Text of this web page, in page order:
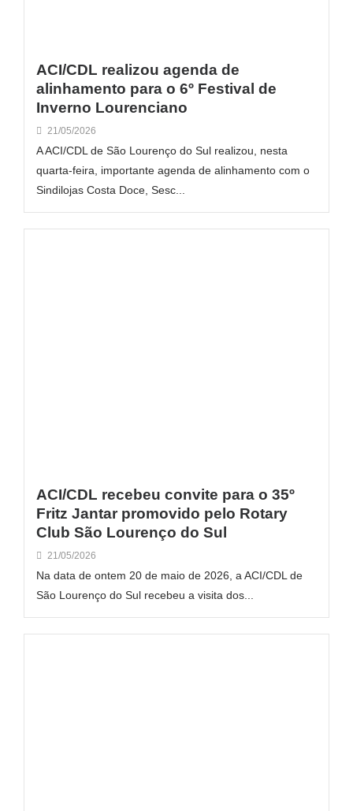
ACI/CDL realizou agenda de
alinhamento para o 6º Festival de
Inverno Lourenciano
21/05/2026
A ACI/CDL de São Lourenço do Sul realizou, nesta
quarta-feira, importante agenda de alinhamento com o
Sindilojas Costa Doce, Sesc...
ACI/CDL recebeu convite para o 35º
Fritz Jantar promovido pelo Rotary
Club São Lourenço do Sul
21/05/2026
Na data de ontem 20 de maio de 2026, a ACI/CDL de
São Lourenço do Sul recebeu a visita dos...